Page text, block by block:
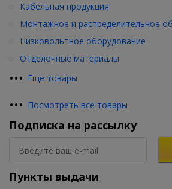
••• Еще товары
Кабельная продукция
Монтажное и распределительное
Низковольтное оборудование
Отделочные материалы
••• Посмотреть все товары
Подписка на рассылку
Пункты выдачи